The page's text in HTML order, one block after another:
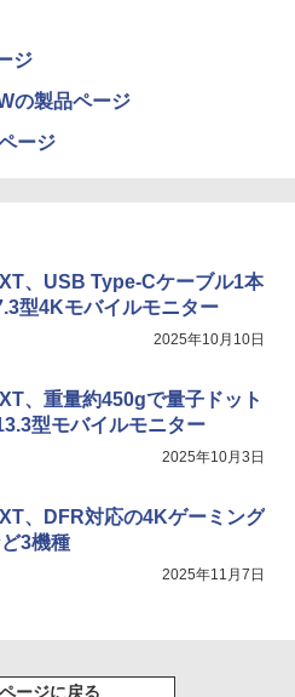
ジ
の製品ページ
ージ
、USB Type-Cケーブル1本
型4Kモバイルモニター
2025年10月10日
、重量約450gで量子ドット
型モバイルモニター
2025年10月3日
、DFR対応の4Kゲーミング
3機種
2025年11月7日
ージに戻る